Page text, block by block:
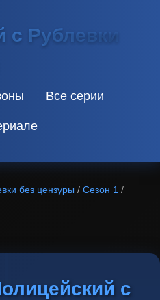
с Рублевки
Все серии
без цензуры / Сезон 1 /
с